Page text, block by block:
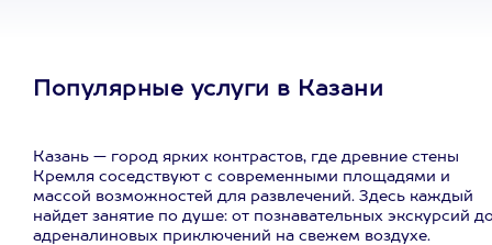
Популярные услуги в Казани
Казань — город ярких контрастов, где древние стены
Кремля соседствуют с современными площадями и
массой возможностей для развлечений. Здесь каждый
найдет занятие по душе: от познавательных экскурсий
адреналиновых приключений на свежем воздухе.